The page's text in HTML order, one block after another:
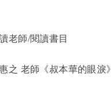
老師/閱讀書目
之 老師《叔本華的眼淚》